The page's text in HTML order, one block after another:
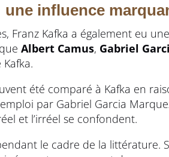
une influence
Franz Kafka a également eu
Albert Camus, Gabriel
été comparé à Kafka en
par Gabriel Garcia
et l’irréel se confondent.
le cadre de la